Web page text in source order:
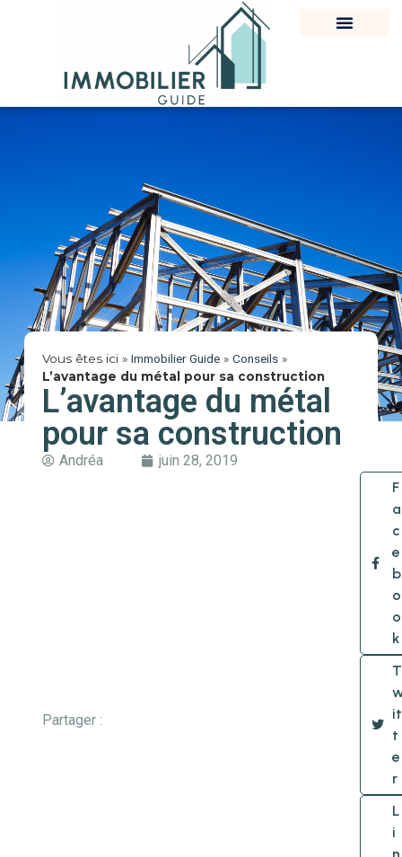
Vous êtes ici » Immobilier Guide» Conseils»
L’avantage du métal pour sa construction
L’avantage du métal
pour sa construction
Andréa juin 28, 2019
Partager :
F
a
c
e
b
o
o
k
T
it
t
e
r
L
i
n